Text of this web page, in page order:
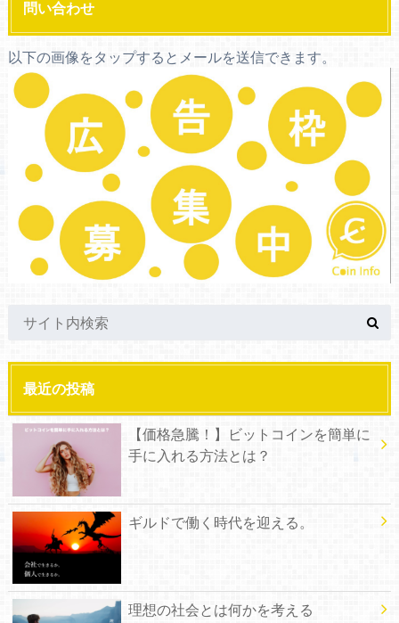
問い合わせ
以下の画像をタップするとメールを送信できます。
最近の投稿
【価格急騰！】ビットコインを簡単に
手に入れる方法とは？
ギルドで働く時代を迎える。
理想の社会とは何かを考える